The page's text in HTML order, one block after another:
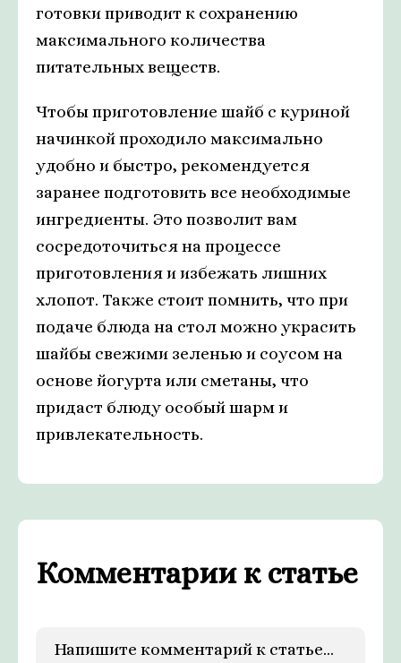
готовки приводит к сохранению
максимального количества
питательных веществ.
Чтобы приготовление шайб с куриной
начинкой проходило максимально
удобно и быстро, рекомендуется
заранее подготовить все необходимые
ингредиенты. Это позволит вам
сосредоточиться на процессе
приготовления и избежать лишних
хлопот. Также стоит помнить, что при
подаче блюда на стол можно украсить
шайбы свежими зеленью и соусом на
основе йогурта или сметаны, что
придаст блюду особый шарм и
привлекательность.
Комментарии к статье